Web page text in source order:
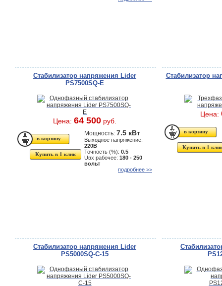
Стабилизатор напряжения Lider
PS7500SQ-E
Цена: 64 500 руб.
Купить в 1 клик
Мощность: 7.5 кВт
Выходное напряжение:
220В
Точность (%): 0.5
Uвх рабочее: 180 - 250
вольт
подробнее >>
Стабилизатор
Цена:
Купить в 1
Стабилизатор напряжения Lider
PS5000SQ-C-15